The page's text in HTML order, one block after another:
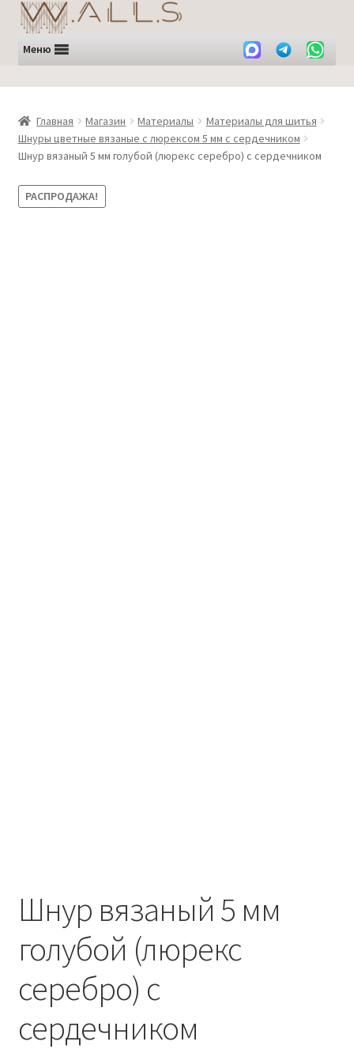
Перейти
к
навигации
Перейти
к
содержимому
Меню
Главная Магазин Материалы
Материалы для шитья
Шнуры цветные вязаные с люрексом 5 мм с сердечником
Шнур вязаный 5 мм голубой (люрекс серебро) с сердечником
РАСПРОДАЖА!
Шнур вязаный 5 мм
голубой (люрекс
серебро) с
сердечником